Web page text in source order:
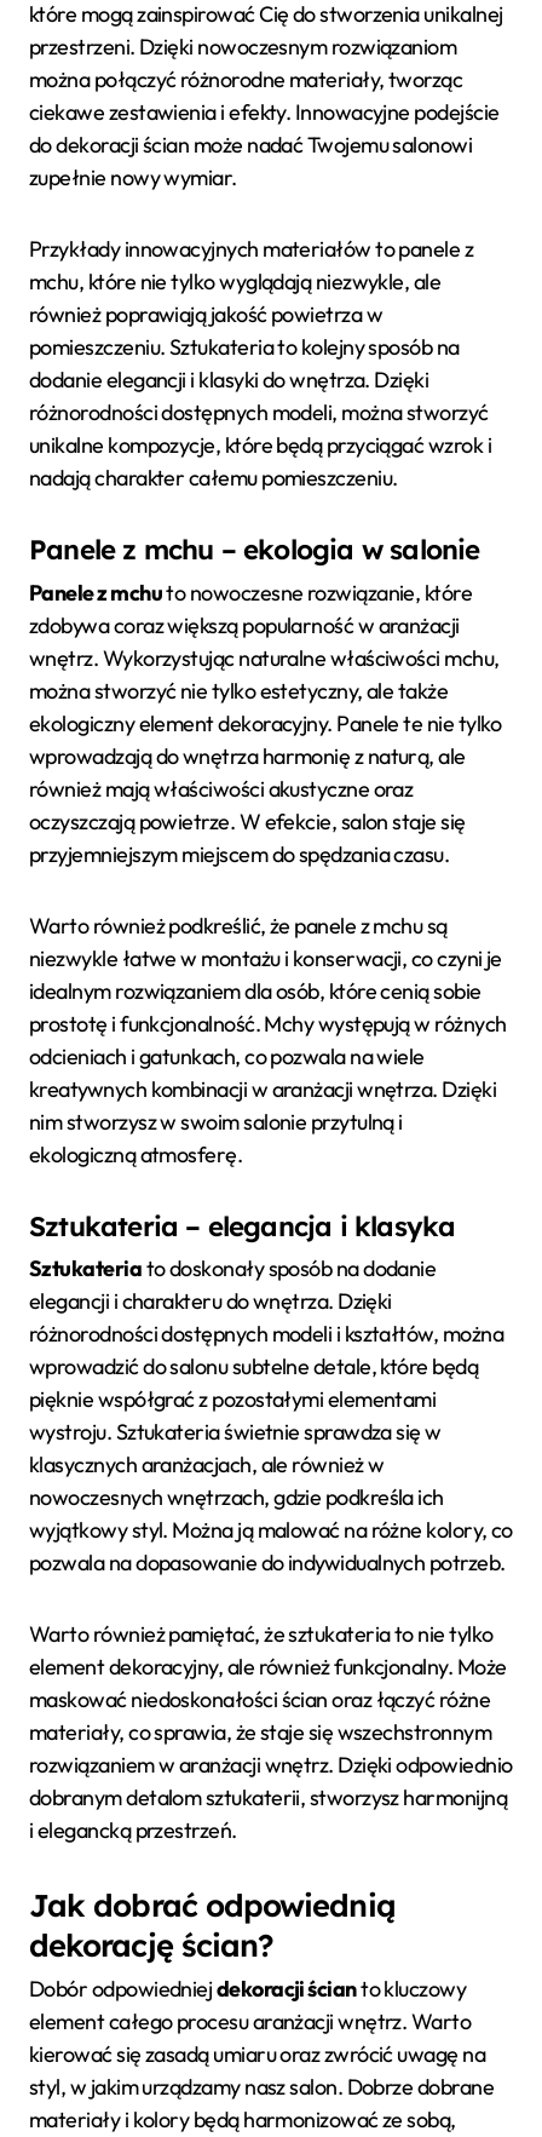
które mogą zainspirować Cię do stworzenia unikalnej
przestrzeni. Dzięki nowoczesnym rozwiązaniom
można połączyć różnorodne materiały, tworząc
ciekawe zestawienia i efekty. Innowacyjne podejście
do dekoracji ścian może nadać Twojemu salonowi
zupełnie nowy wymiar.
Przykłady innowacyjnych materiałów to panele z
mchu, które nie tylko wyglądają niezwykle, ale
również poprawiają jakość powietrza w
pomieszczeniu. Sztukateria to kolejny sposób na
dodanie elegancji i klasyki do wnętrza. Dzięki
różnorodności dostępnych modeli, można stworzyć
unikalne kompozycje, które będą przyciągać wzrok i
nadają charakter całemu pomieszczeniu.
Panele z mchu – ekologia w salonie
Panele z mchuto nowoczesne rozwiązanie, które
zdobywa coraz większą popularność w aranżacji
wnętrz. Wykorzystując naturalne właściwości mchu,
można stworzyć nie tylko estetyczny, ale także
ekologiczny element dekoracyjny. Panele te nie tylko
wprowadzają do wnętrza harmonię z naturą, ale
również mają właściwości akustyczne oraz
oczyszczają powietrze. W efekcie, salon staje się
przyjemniejszym miejscem do spędzania czasu.
Warto również podkreślić, że panele z mchu są
niezwykle łatwe w montażu i konserwacji, co czyni je
idealnym rozwiązaniem dla osób, które cenią sobie
prostotę i funkcjonalność. Mchy występują w różnych
odcieniach i gatunkach, co pozwala na wiele
kreatywnych kombinacji w aranżacji wnętrza. Dzięki
nim stworzysz w swoim salonie przytulną i
ekologiczną atmosferę.
Sztukateria – elegancja i klasyka
Sztukateriato doskonały sposób na dodanie
elegancji i charakteru do wnętrza. Dzięki
różnorodności dostępnych modeli i kształtów, można
wprowadzić do salonu subtelne detale, które będą
pięknie współgrać z pozostałymi elementami
wystroju. Sztukateria świetnie sprawdza się w
klasycznych aranżacjach, ale również w
nowoczesnych wnętrzach, gdzie podkreśla ich
wyjątkowy styl. Można ją malować na różne kolory, co
pozwala na dopasowanie do indywidualnych potrzeb.
Warto również pamiętać, że sztukateria to nie tylko
element dekoracyjny, ale również funkcjonalny. Może
maskować niedoskonałości ścian oraz łączyć różne
materiały, co sprawia, że staje się wszechstronnym
rozwiązaniem w aranżacji wnętrz. Dzięki odpowiednio
dobranym detalom sztukaterii, stworzysz harmonijną
i elegancką przestrzeń.
Jak dobrać odpowiednią
dekorację ścian?
Dobór odpowiedniejdekoracji ścianto kluczowy
element całego procesu aranżacji wnętrz. Warto
kierować się zasadą umiaru oraz zwrócić uwagę na
styl, w jakim urządzamy nasz salon. Dobrze dobrane
materiały i kolory będą harmonizować ze sobą,